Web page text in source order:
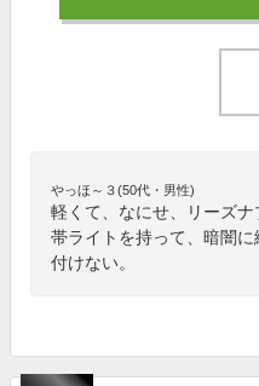
やっほ～３(50代・男性)
軽くて、なにせ、リーズ
帯ライトを持って、暗闇
付けない。